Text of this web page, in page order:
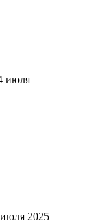
июля
2025